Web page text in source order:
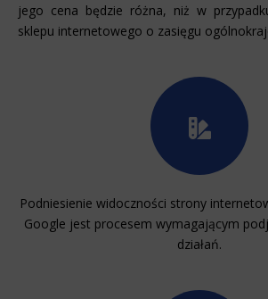
jego cena będzie różna, niż w
sklepu internetowego o zasięgu
Podniesienie widoczności strony
Google jest procesem wymagającym
działań.